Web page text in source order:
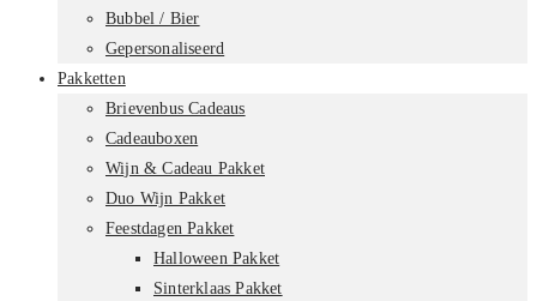
Bubbel / Bier
Gepersonaliseerd
Pakketten
Brievenbus Cadeaus
Cadeauboxen
Wijn & Cadeau Pakket
Duo Wijn Pakket
Feestdagen Pakket
Halloween Pakket
Sinterklaas Pakket